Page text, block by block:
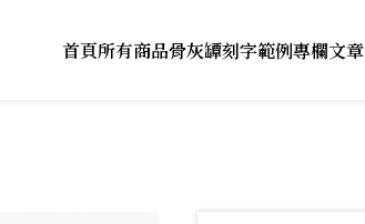
首頁所有商品骨灰罈刻字範例專欄文章